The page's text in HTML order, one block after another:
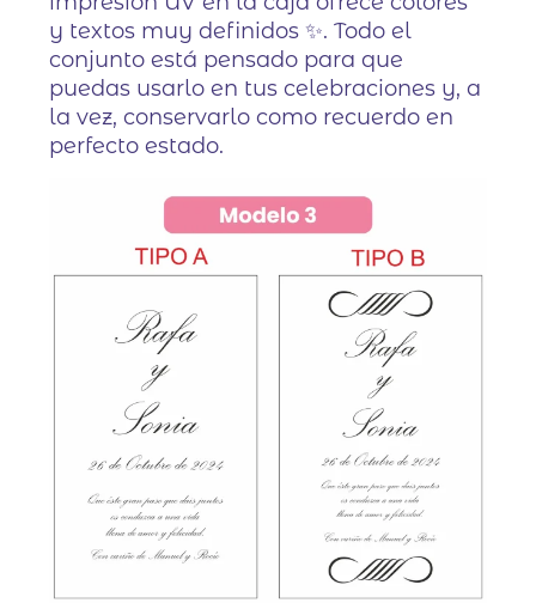
y textos muy definidos ✨. Todo el
conjunto está pensado para que
puedas usarlo en tus celebraciones y, a
la vez, conservarlo como recuerdo en
perfecto estado.